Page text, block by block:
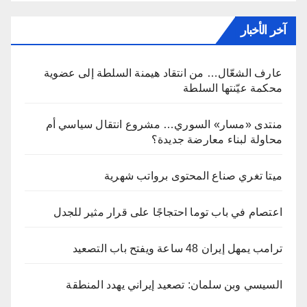
آخر الأخبار
عارف الشعّال… من انتقاد هيمنة السلطة إلى عضوية
محكمة عيّنتها السلطة
منتدى «مسار» السوري… مشروع انتقال سياسي أم
محاولة لبناء معارضة جديدة؟
ميتا تغري صناع المحتوى برواتب شهرية
اعتصام في باب توما احتجاجًا على قرار مثير للجدل
ترامب يمهل إيران 48 ساعة ويفتح باب التصعيد
السيسي وبن سلمان: تصعيد إيراني يهدد المنطقة